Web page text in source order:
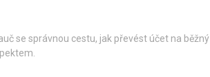
se správnou cestu, jak převést účet na běžný